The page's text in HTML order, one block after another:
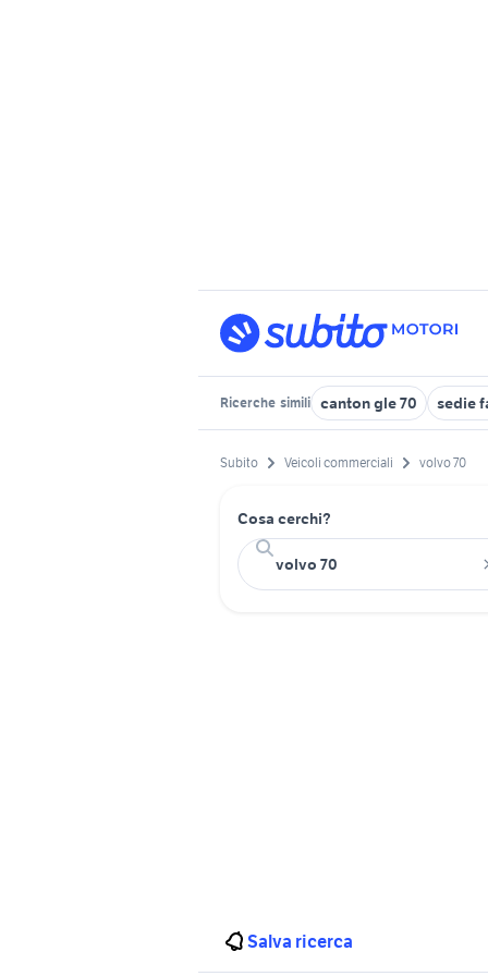
Ricerche simili canton gle 70 sedie
Subito Veicoli commerciali volvo 70
Cosa cerchi?
Salva ricerca